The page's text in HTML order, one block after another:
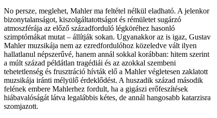
No persze, meglehet, Mahler ma feltétel nélkül eladható. A jelenkor
bizonytalanságot, kiszolgáltatottságot és rémületet sugárzó
atmoszférája az előző századforduló légköréhez hasonló
szimptómákat mutat – állítják sokan. Ugyanakkor az is igaz, Gustav
Mahler muzsikája nem az ezredfordulóhoz közeledve vált ilyen
hallatlanul népszerűvé, hanem annál sokkal korábban: hitem szerint
a múlt század példátlan tragédiái és az azokkal szembeni
tehetetlenség és frusztráció hívták elő a Mahler végletesen zaklatott
muzsikája iránti mélyülő érdeklődést. A huszadik század második
felének embere Mahlerhez fordult, ha a gigászi erőfeszítések
hiábavalóságát látva legalábbis kétes, de annál hangosabb katarzisra
szomjazott.